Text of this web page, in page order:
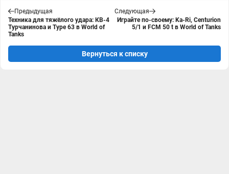
Предыдущая
Техника для тяжёлого удара: КВ-4
Турчанинова и Type 63 в World of
Tanks
Следующая
Играйте по-своему: Ka-Ri, Centurion
5/1 и FCM 50 t в World of Tanks
Вернуться к списку